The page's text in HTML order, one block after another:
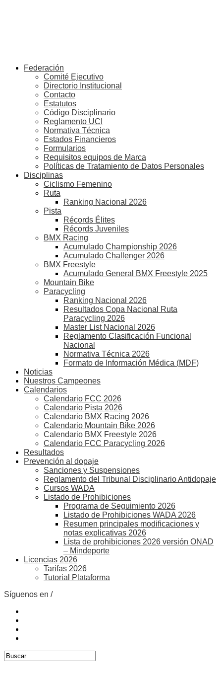
Federación
Comité Ejecutivo
Directorio Institucional
Contacto
Estatutos
Código Disciplinario
Reglamento UCI
Normativa Técnica
Estados Financieros
Formularios
Requisitos equipos de Marca
Políticas de Tratamiento de Datos Personales
Disciplinas
Ciclismo Femenino
Ruta
Ranking Nacional 2026
Pista
Récords Élites
Récords Juveniles
BMX Racing
Acumulado Championship 2026
Acumulado Challenger 2026
BMX Freestyle
Acumulado General BMX Freestyle 2025
Mountain Bike
Paracycling
Ranking Nacional 2026
Resultados Copa Nacional Ruta
Paracycling 2026
Master List Nacional 2026
Reglamento Clasificación Funcional
Nacional
Normativa Técnica 2026
Formato de Información Médica (MDF)
Noticias
Nuestros Campeones
Calendarios
Calendario FCC 2026
Calendario Pista 2026
Calendario BMX Racing 2026
Calendario Mountain Bike 2026
Calendario BMX Freestyle 2026
Calendario FCC Paracycling 2026
Resultados
Prevención al dopaje
Sanciones y Suspensiones
Reglamento del Tribunal Disciplinario Antidopaje
Cursos WADA
Listado de Prohibiciones
Programa de Seguimiento 2026
Listado de Prohibiciones WADA 2026
Resumen principales modificaciones y
notas explicativas 2026
Lista de prohibiciones 2026 versión ONAD
– Mindeporte
Licencias 2026
Tarifas 2026
Tutorial Plataforma
Síguenos en /